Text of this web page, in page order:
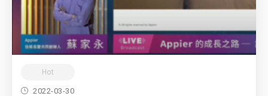
Hot
2022-03-30